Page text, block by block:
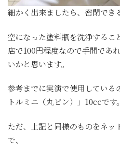
細かく出来ましたら、密閉でき
空になった塗料瓶を洗浄するこ
店で100円程度なので手間であ
いかと思います。
参考までに実演で使用している
トルミニ（丸ビン）」10ccです。
ただ、上記と同様のものをネッ
で、